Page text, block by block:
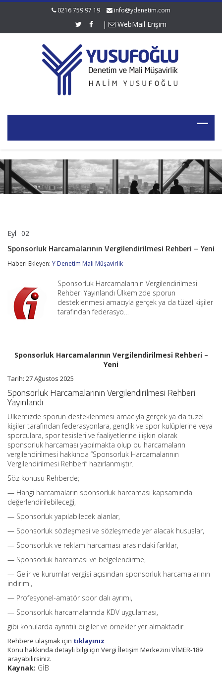
0216 759 97 19 info@ydenetim.com
| WebMail Erişim
Eyl 02
Vergilendirilmesi
–
Sponsorluk Harcamalarının Vergilendirilmesi Rehberi – Yeni
Haberi Ekleyen: Y Denetim Mali Müşavirlik
Sponsorluk Harcamalarının Vergilendirilmesi
Rehberi Yayınlandı Ülkemizde sporun
desteklenmesi amacıyla gerçek ya da tüzel kişiler
tarafından federasyo…
Sponsorluk Harcamalarının Vergilendirilmesi Rehberi –
Yeni
Tarih: 27 Ağustos 2025
Sponsorluk Harcamalarının Vergilendirilmesi Rehberi
Yayınlandı
Ülkemizde sporun desteklenmesi amacıyla gerçek ya da tüzel
kişiler tarafından federasyonlara, gençlik ve spor kulüplerine veya
sporculara, spor tesisleri ve faaliyetlerine ilişkin olarak
sponsorluk harcaması yapılmakta olup bu harcamaların
vergilendirilmesi hakkında “Sponsorluk Harcamalarının
Vergilendirilmesi Rehberi” hazırlanmıştır.
Söz konusu Rehberde;
— Hangi harcamaların sponsorluk harcaması kapsamında
değerlendirilebileceği,
— Sponsorluk yapılabilecek alanlar,
— Sponsorluk sözleşmesi ve sözleşmede yer alacak hususlar,
— Sponsorluk ve reklam harcaması arasındaki farklar,
— Sponsorluk harcaması ve belgelendirme,
— Gelir ve kurumlar vergisi açısından sponsorluk harcamalarının
indirimi,
— Profesyonel-amatör spor dalı ayrımı,
— Sponsorluk harcamalarında KDV uygulaması,
gibi konularda ayrıntılı bilgiler ve örnekler yer almaktadır.
Rehbere ulaşmak için tıklayınız
Konu hakkında detaylı bilgi için Vergi İletişim Merkezini VİMER-189
arayabilirsiniz.
Kaynak: GİB